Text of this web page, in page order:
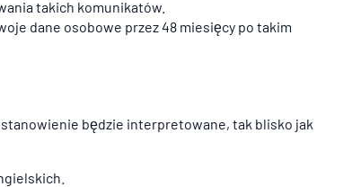
takich komunikatów.
dane osobowe przez 48 miesięcy po takim
będzie interpretowane, tak blisko jak